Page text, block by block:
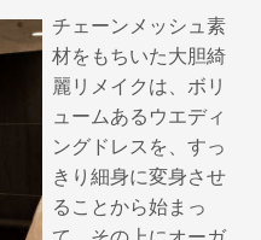
チェーンメッシュ素
材をもちいた大胆綺
麗リメイクは、ボリ
ュームあるウエディ
ングドレスを、すっ
きり細身に変身させ
ることから始まっ